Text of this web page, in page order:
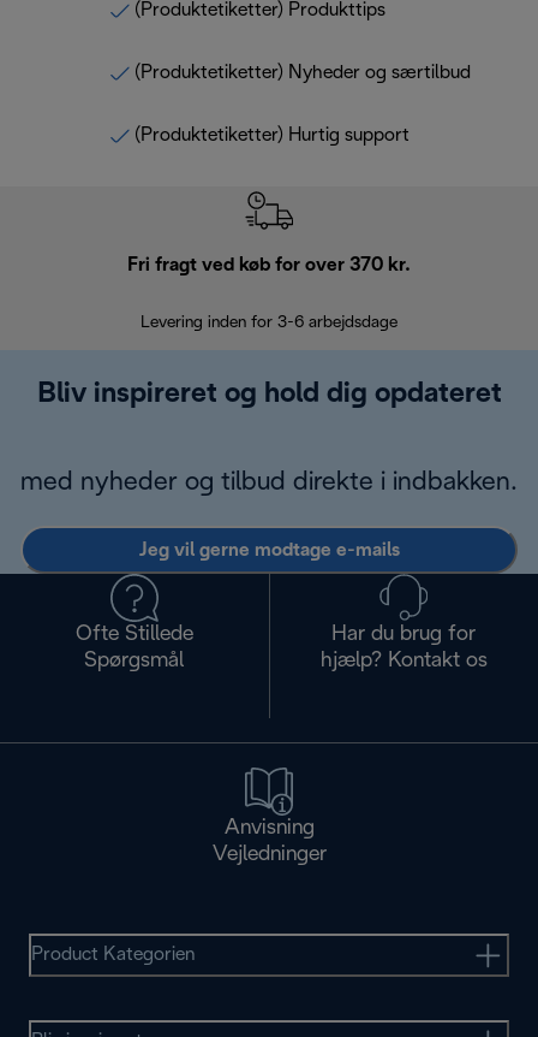
(Produktetiketter) Produkttips
(Produktetiketter) Nyheder og særtilbud
(Produktetiketter) Hurtig support
Fri fragt ved køb for over 370 kr.
Levering inden for 3-6 arbejdsdage
Bliv inspireret og hold dig opdateret
med nyheder og tilbud direkte i indbakken.
Jeg vil gerne modtage e-mails
Ofte Stillede
Spørgsmål
Har du brug for
hjælp? Kontakt os
Anvisning
Vejledninger
Product Kategorien